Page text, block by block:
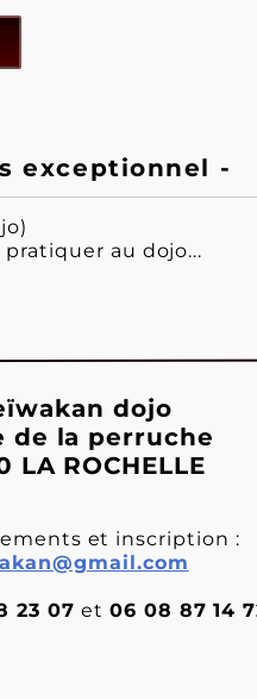
exceptionnel -
au dojo...
dojo
de la perruche
LA ROCHELLE
et inscription :
23 07 et 06 08 87 14